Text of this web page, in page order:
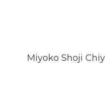
Miyoko Shoji